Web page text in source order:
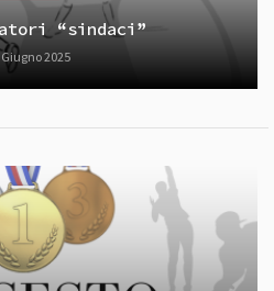
“sindaci”
Giugno 2025